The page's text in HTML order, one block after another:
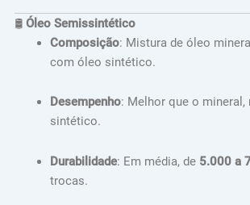
🛢️ Óleo Semissintético
Composição: Mistura de óleo
com óleo sintético.
Desempenho: Melhor que o mineral,
sintético.
Durabilidade: Em média, de 5.000 a
trocas.